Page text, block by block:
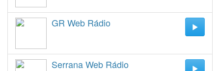
GR Web Rádio
Serrana Web Rádio